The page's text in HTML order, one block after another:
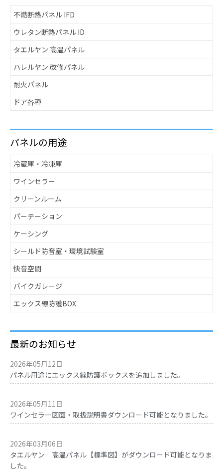
不燃断熱パネル IFD
ウレタン断熱パネル ID
タエルヤン 高温パネル
ハレルヤン 改修パネル
耐火パネル
ドア各種
パネルの用途
冷蔵庫・冷凍庫
ワインセラー
クリーンルーム
パーテーション
ケーシング
シールド防音室・環境試験室
快音空間
バイクガレージ
エックス線防護BOX
最新のお知らせ
2026年05月12日
パネル用途にエックス線防護ボックスを追加しました。
2026年05月11日
ワインセラー図面・取扱説明書ダウンロード可能となりました。
2026年03月06日
タエルヤン 高温パネル【標準図】がダウンロード可能となりま
した。